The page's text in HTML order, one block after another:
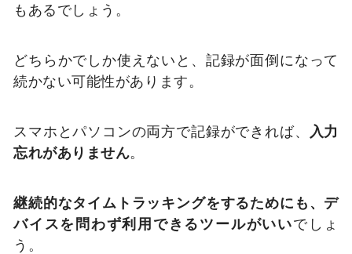
もあるでしょう。
どちらかでしか使えないと、記録が面倒になって
続かない可能性があります。
スマホとパソコンの両方で記録ができれば、
入力
忘れがありません。
継続的なタイムトラッキングをするためにも、デ
バイスを問わず利用できるツールがいいでしょ
う。